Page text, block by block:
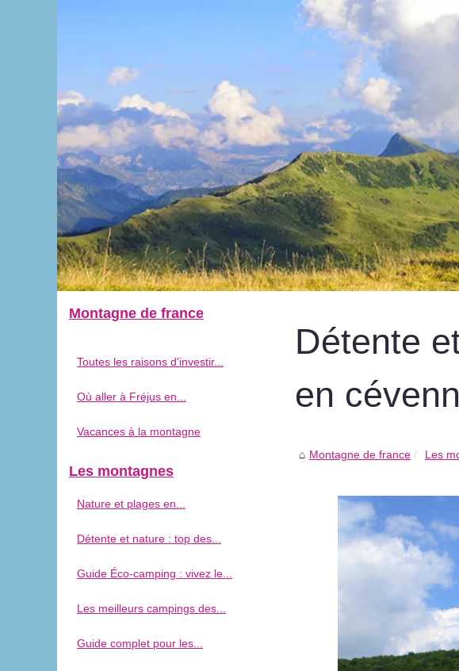
Détente
en
Montagne de france Les
Montagne de france
Toutes les raisons d'investir...
Où aller à Fréjus en...
Vacances à la montagne
Les montagnes
Nature et plages en...
Détente et nature : top des...
Guide Éco-camping : vivez le...
Les meilleurs campings des...
Guide complet pour les...